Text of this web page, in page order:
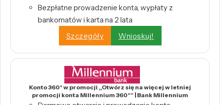
Bezpłatne prowadzenie konta, wypłaty z
bankomatów i karta na 2 lata
Szczegóły
Wnioskuj!
Konto 360° w promocji „Otwórz się na więcej w letniej
promocji konta Millennium 360°” | Bank Millennium